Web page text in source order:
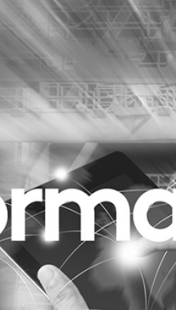
Purpose Marketing
Reputatie & crisis